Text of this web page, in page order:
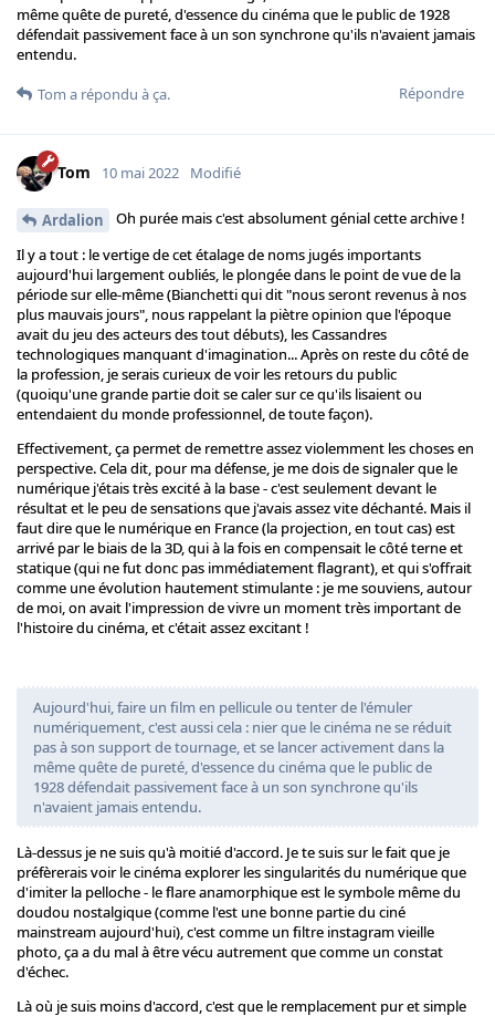
même quête de pureté, d'essence du cinéma que le public de 1928
défendait passivement face à un son synchrone qu'ils n'avaient jamais
entendu.
Répondre
Tom a répondu à ça.
Tom 10 mai 2022 Modifié
Ardalion
Oh purée mais c'est absolument génial cette archive !
Il y a tout : le vertige de cet étalage de noms jugés importants
aujourd'hui largement oubliés, le plongée dans le point de vue de la
période sur elle-même (Bianchetti qui dit "nous seront revenus à nos
plus mauvais jours", nous rappelant la piètre opinion que l'époque
avait du jeu des acteurs des tout débuts), les Cassandres
technologiques manquant d'imagination... Après on reste du côté de
la profession, je serais curieux de voir les retours du public
(quoiqu'une grande partie doit se caler sur ce qu'ils lisaient ou
entendaient du monde professionnel, de toute façon).
Effectivement, ça permet de remettre assez violemment les choses en
perspective. Cela dit, pour ma défense, je me dois de signaler que le
numérique j'étais très excité à la base - c'est seulement devant le
résultat et le peu de sensations que j'avais assez vite déchanté. Mais il
faut dire que le numérique en France (la projection, en tout cas) est
arrivé par le biais de la 3D, qui à la fois en compensait le côté terne et
statique (qui ne fut donc pas immédiatement flagrant), et qui s'offrait
comme une évolution hautement stimulante : je me souviens, autour
de moi, on avait l'impression de vivre un moment très important de
l'histoire du cinéma, et c'était assez excitant !
Aujourd'hui, faire un film en pellicule ou tenter de l'émuler
numériquement, c'est aussi cela : nier que le cinéma ne se réduit
pas à son support de tournage, et se lancer activement dans la
même quête de pureté, d'essence du cinéma que le public de
1928 défendait passivement face à un son synchrone qu'ils
n'avaient jamais entendu.
Là-dessus je ne suis qu'à moitié d'accord. Je te suis sur le fait que je
préfèrerais voir le cinéma explorer les singularités du numérique que
d'imiter la pelloche - le flare anamorphique est le symbole même du
doudou nostalgique (comme l'est une bonne partie du ciné
mainstream aujourd'hui), c'est comme un filtre instagram vieille
photo, ça a du mal à être vécu autrement que comme un constat
d'échec.
Là où je suis moins d'accord, c'est que le remplacement pur et simple